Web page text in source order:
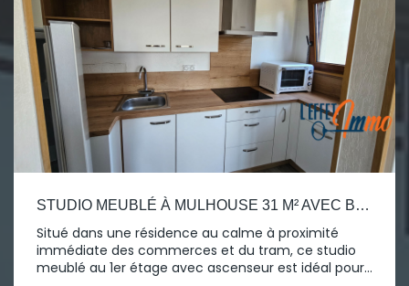
STUDIO MEUBLÉ À MULHOUSE 31 M² AVEC BALCON
Situé dans une résidence au calme à proximité
immédiate des commerces et du tram, ce studio
meublé au 1er étage avec ascenseur est idéal pour